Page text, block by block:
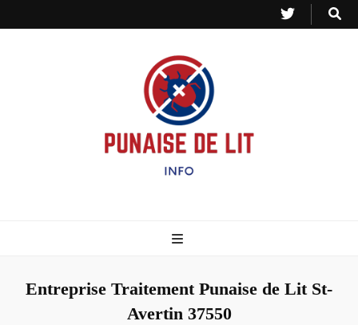
– Info
Entreprise Traitement Punaise de Lit St-
Avertin 37550